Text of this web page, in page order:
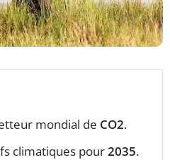
mondial de CO2.
climatiques pour2035.